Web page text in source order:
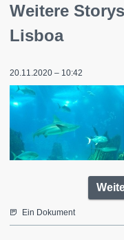
Weitere
Lisboa
20.11.2020 – 10:42
Ein Dokument